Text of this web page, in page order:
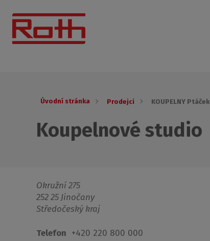
Úvodní stránka Prodejci KOUPELNY Ptáček
Koupelnové studio
Okružní 275
252 25 Jinočany
Středočeský kraj
Telefon +420 220 800 000